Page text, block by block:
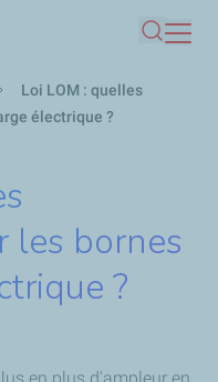
Loi LOM : quelles
électrique ?
les bornes
?